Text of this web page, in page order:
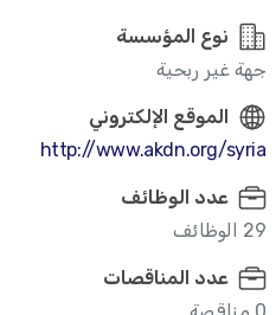
نوع المؤسسة
جهة غير ربحية
الموقع الإلكتروني
http://www.akdn.org/syria
عدد الوظائف
29 الوظائف
عدد المناقصات